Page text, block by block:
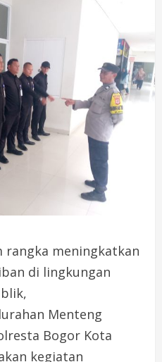
rangka meningkatkan
di lingkungan
Menteng
Bogor Kota
kegiatan